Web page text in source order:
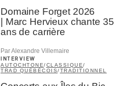
Domaine Forget 2026
| Marc Hervieux chante 35
ans de carrière
Par Alexandre Villemaire
INTERVIEW
AUTOCHTONE/CLASSIQUE/
TRAD QUÉBÉCOIS/TRADITIONNEL